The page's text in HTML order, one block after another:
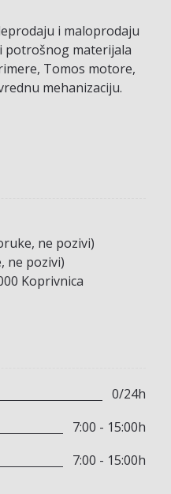
i maloprodaju
potrošnog materijala
Tomos motore,
mehanizaciju.
ne pozivi)
ne pozivi)
Koprivnica
0/24h
7:00 - 15:00h
7:00 - 15:00h